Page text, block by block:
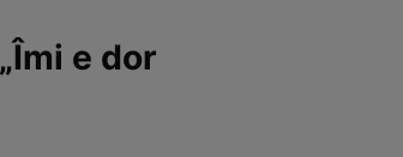
e dor